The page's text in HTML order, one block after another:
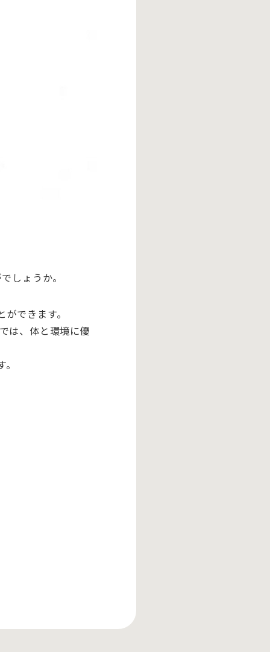
しょうか。
できます。
は、体と環境に優